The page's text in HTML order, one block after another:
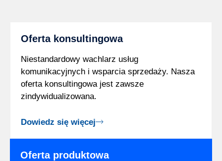
Oferta konsultingowa
Niestandardowy wachlarz usług
komunikacyjnych i wsparcia sprzedaży. Nasza
oferta konsultingowa jest zawsze
zindywidualizowana.
Dowiedz się więcej
Oferta produktowa